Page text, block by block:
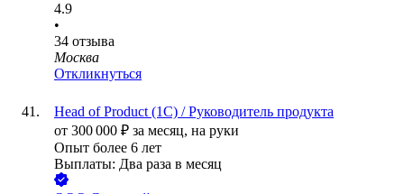
4.9
•
34 отзыва
Москва
Откликнуться
Head of Product (1С) / Руководитель продукта
от 300 000 ₽ за месяц, на руки
Опыт более 6 лет
Выплаты: Два раза в месяц